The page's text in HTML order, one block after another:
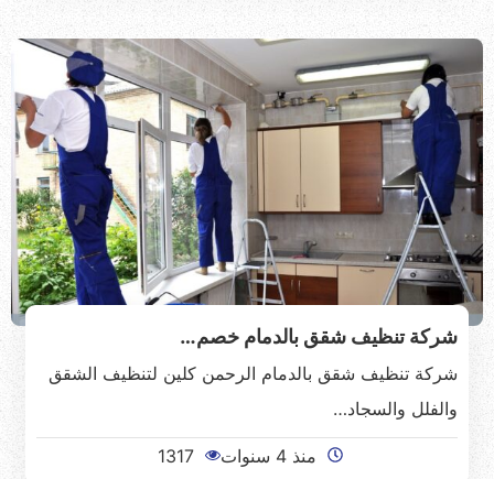
شركة تنظيف شقق بالدمام خصم…
شركة تنظيف شقق بالدمام الرحمن كلين لتنظيف الشقق
والفلل والسجاد…
منذ 4 سنوات 1317